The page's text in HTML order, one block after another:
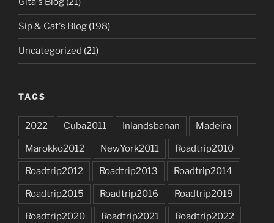
Sip & Cat's Blog (198)
Uncategorized (21)
TAGS
2022 Cuba2011 Inlandsbanan Madeira
Marokko2012 NewYork2011 Roadtrip2010
Roadtrip2012 Roadtrip2013 Roadtrip2014
Roadtrip2015 Roadtrip2016 Roadtrip2019
Roadtrip2020 Roadtrip2021 Roadtrip2022